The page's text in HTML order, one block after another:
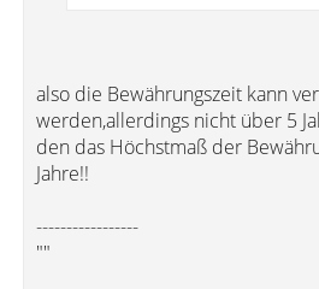
also die Bewährungszeit kann
werden,allerdings nicht über 5
den das Höchstmaß der
Jahre!!
-----------------
""